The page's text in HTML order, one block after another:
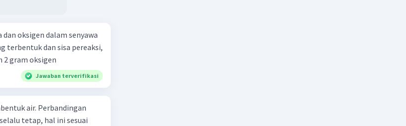
oksigen dalam senyawa
terbentuk dan sisa pereaksi,
2 gram oksigen
Jawaban terverifikasi
air. Perbandingan
tetap, hal ini sesuai